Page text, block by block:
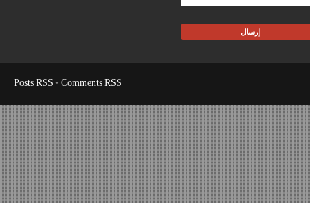
Posts RSS • Comments RSS